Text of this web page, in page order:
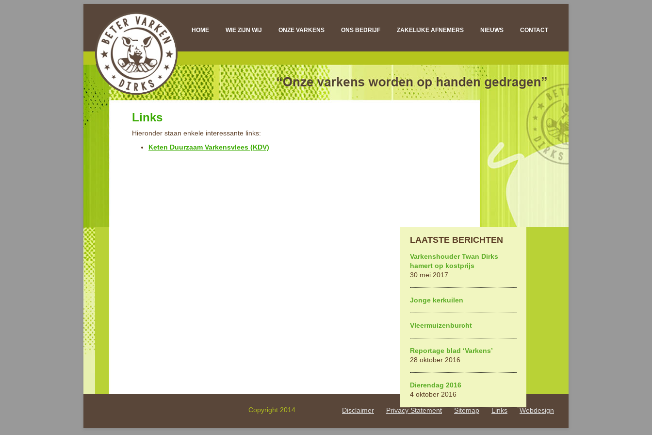
inhoud
HOME WIE ZIJN WIJ ONZE VARKENS
VLEESKWALITEIT
DUURZAAMHEID
ONS BEDRIJF ZAKELIJKE AFNEMERS
ONDERZOEKSCENTRA
VLEESVERWERKERS
NIEUWS CONTACT
Links
Hieronder staan enkele interessante links:
Keten Duurzaam Varkensvlees (KDV)
LAATSTE BERICHTEN
Varkenshouder Twan Dirks
hamert op kostprijs
30 mei 2017
Jonge kerkuilen
Vleermuizenburcht
Reportage blad ‘Varkens’
28 oktober 2016
Dierendag 2016
4 oktober 2016
Copyright 2014
Disclaimer Privacy Statement Sitemap Links Webdesign